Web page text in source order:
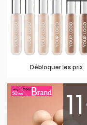
Débloquer les prix